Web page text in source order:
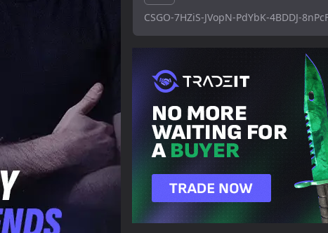
CSGO-7HZiS-JVopN-PdYbK-4BDDJ-